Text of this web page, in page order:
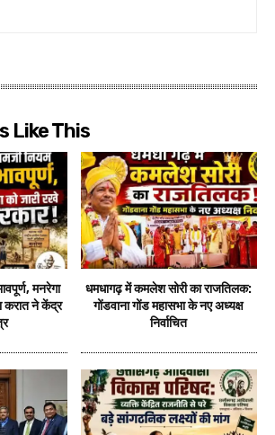
Like This
मनरेगा
करात ने केंद्र
धमधागढ़ में कमलेश सोरी का राजतिलक:
गोंडवाना गोंड महासभा के नए अध्यक्ष
निर्वाचित